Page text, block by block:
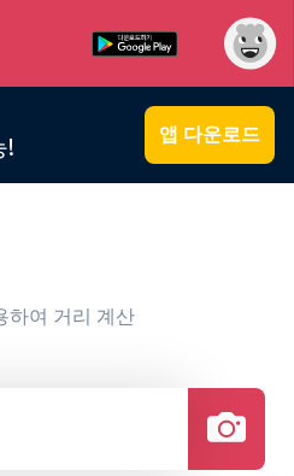
! 앱 다운로드
하여 거리 계산